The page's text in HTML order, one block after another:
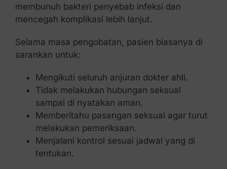
membunuh bakteri penyebab infeksi dan
mencegah komplikasi lebih lanjut.
Selama masa pengobatan, pasien biasanya di
sarankan untuk:
Mengikuti seluruh anjuran dokter ahli.
Tidak melakukan hubungan seksual
sampai di nyatakan aman.
Memberitahu pasangan seksual agar turut
melakukan pemeriksaan.
Menjalani kontrol sesuai jadwal yang di
tentukan.